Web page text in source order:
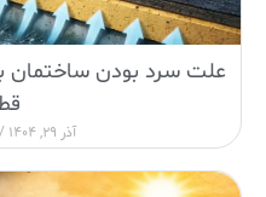
علت سرد بودن ساختمان
آذر 29, 1404